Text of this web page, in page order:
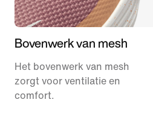
Bovenwerk van mesh
Het bovenwerk van mesh
zorgt voor ventilatie en
comfort.